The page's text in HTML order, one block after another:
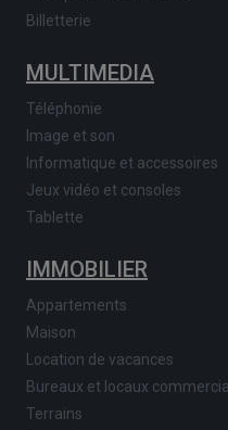
Billetterie
MULTIMEDIA
Téléphonie
Image et son
Informatique et accessoires
Jeux vidéo et consoles
Tablette
IMMOBILIER
Appartements
Maison
Location de vacances
Bureaux et locaux
Terrains